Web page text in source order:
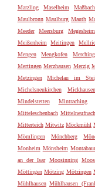
Marzling
Maselheim Maßbach
Maulbronn Maulburg Mauth
Meeder
Meersburg Megesheim
Meißenheim
Meitingen
Mengen
Mengkofen Merching
Mertingen Merzhausen Merzig
Metzingen
Michelau im
Michelsneukirchen
Mickhausen
Mindelstetten
Mintraching
Mitteleschenbach Mittelneufnach
Mitterteich Mitwitz Möckmühl
Mömlingen
Mönchberg
Monheim Mönsheim Montabaur
an der Isar
Moosinning
Möttingen Mötzing Mötzingen
Mühlhausen Mühlhausen